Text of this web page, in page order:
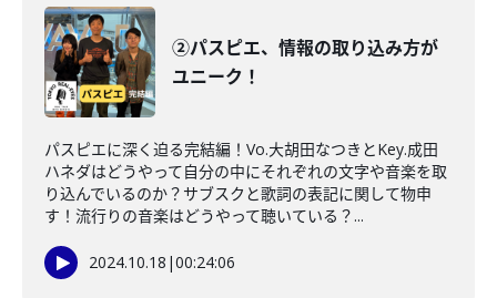
②パスピエ、情報の取り込み方が
ユニーク！
パスピエに深く迫る完結編！Vo.大胡田なつきとKey.成田
ハネダはどうやって自分の中にそれぞれの文字や音楽を取
り込んでいるのか？サブスクと歌詞の表記に関して物申
す！流行りの音楽はどうやって聴いている？...
2024.10.18 |00:24:06